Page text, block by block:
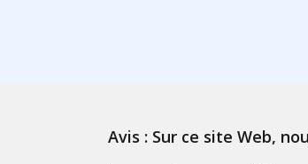
Avis : Sur ce site Web,